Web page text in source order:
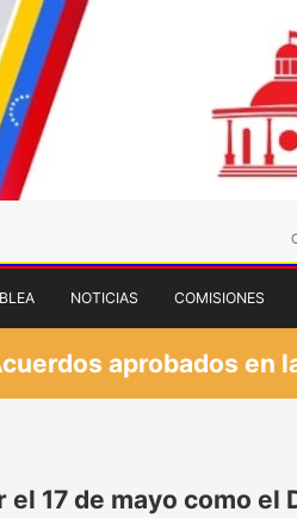
NOTICIAS COMISIONES
aprobados en
17 de mayo como